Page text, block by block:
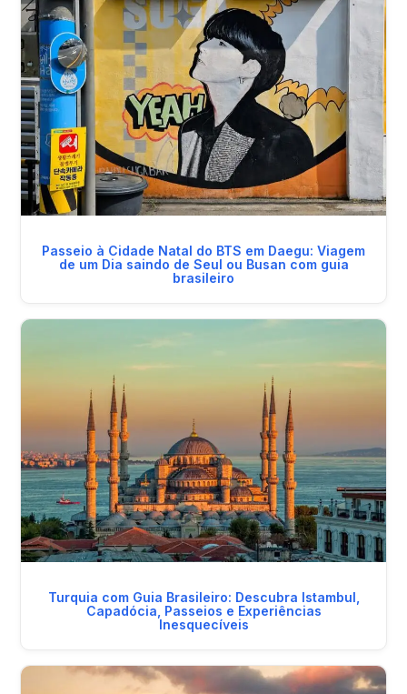
Passeio à Cidade Natal do BTS em Daegu: Viagem
de um Dia saindo de Seul ou Busan com guia
brasileiro
Turquia com Guia Brasileiro: Descubra Istambul,
Capadócia, Passeios e Experiências
Inesquecíveis